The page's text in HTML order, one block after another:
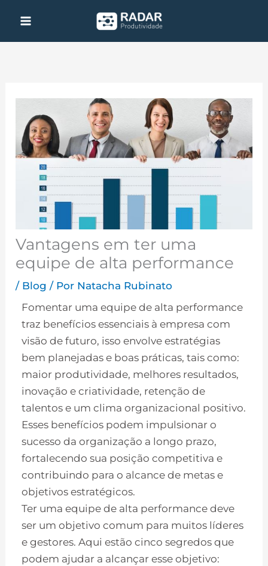
para
o
Vantagens em ter uma
equipe de alta performance
/ Blog / Por Natacha Rubinato
Fomentar uma equipe de alta performance
traz benefícios essenciais à empresa com
visão de futuro, isso envolve estratégias
bem planejadas e boas práticas, tais como:
maior produtividade, melhores resultados,
inovação e criatividade, retenção de
talentos e um clima organizacional positivo.
Esses benefícios podem impulsionar o
sucesso da organização a longo prazo,
fortalecendo sua posição competitiva e
contribuindo para o alcance de metas e
objetivos estratégicos.
Ter uma equipe de alta performance deve
ser um objetivo comum para muitos líderes
e gestores. Aqui estão cinco segredos que
podem ajudar a alcançar esse objetivo: